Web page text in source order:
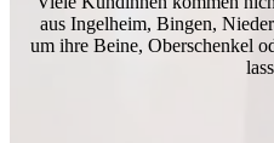
aus Ingelheim, Bingen,
um ihre Beine, Oberschenkel